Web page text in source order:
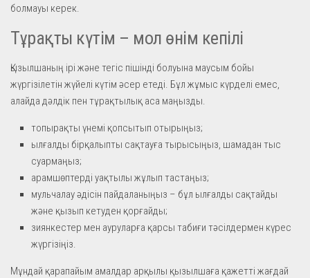
болмауы керек.
Тұрақты күтім – мол өнім кепілі
Қызылшаның ірі және тегіс пішінді болуына маусым бойы
жүргізілетін жүйелі күтім әсер етеді. Бұл жұмыс күрделі емес,
алайда дәлдік пен тұрақтылық аса маңызды.
топырақты үнемі қопсытып отырыңыз;
ылғалды бірқалыпты сақтауға тырысыңыз, шамадан тыс
суармаңыз;
арамшөптерді уақтылы жұлып тастаңыз;
мульчалау әдісін пайдаланыңыз – бұл ылғалды сақтайды
және қызып кетуден қорғайды;
зиянкестер мен ауруларға қарсы табиғи тәсілдермен күрес
жүргізіңіз.
Мұндай қарапайым амалдар арқылы қызылшаға қажетті жағдай